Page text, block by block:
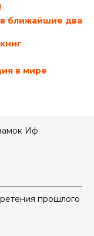
ближайшие два
в мире
Иф
прошлого